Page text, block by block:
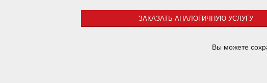
ЗАКАЗАТЬ АНАЛОГИЧНУЮ УСЛУГУ
Вы можете